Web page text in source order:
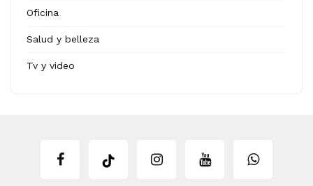
Oficina
Salud y belleza
Tv y video